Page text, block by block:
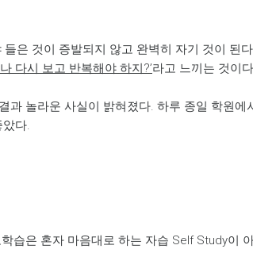
은 것이 증발되지 않고 완벽히 자기 것이 된
다시 보고 반복해야 하지?’라고 느끼는 것이
놀라운 사실이 밝혀졌다. 하루 종일 학원에
다.
습은 혼자 마음대로 하는 자습 Self Study이